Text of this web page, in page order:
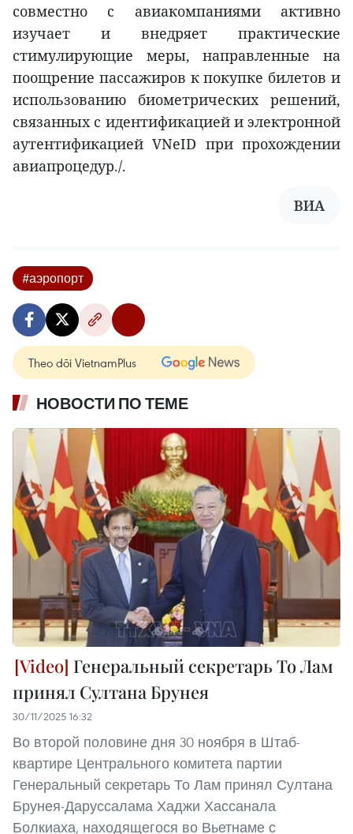
совместно с авиакомпаниями активно
изучает и внедряет практические
стимулирующие меры, направленные на
поощрение пассажиров к покупке билетов и
использованию биометрических решений,
связанных с идентификацией и электронной
аутентификацией VNeID при прохождении
авиапроцедур./.
ВИА
#аэропорт
Theo dõi VietnamPlus
НОВОСТИ ПО ТЕМЕ
Генеральный секретарь То Лам
принял Султана Брунея
30/11/2025 16:32
Во второй половине дня 30 ноября в Штаб-
квартире Центрального комитета партии
Генеральный секретарь То Лам принял Султана
Брунея-Даруссалама Хаджи Хассанала
Болкиаха, находящегося во Вьетнаме с